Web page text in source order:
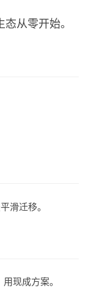
从零开始。
滑迁移。
现成方案。